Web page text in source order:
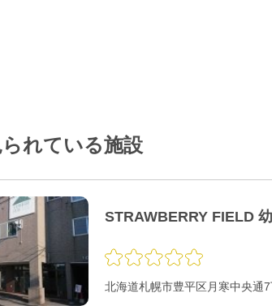
れている施設
STRAWBERRY FIELD
北海道札幌市豊平区月寒中央通